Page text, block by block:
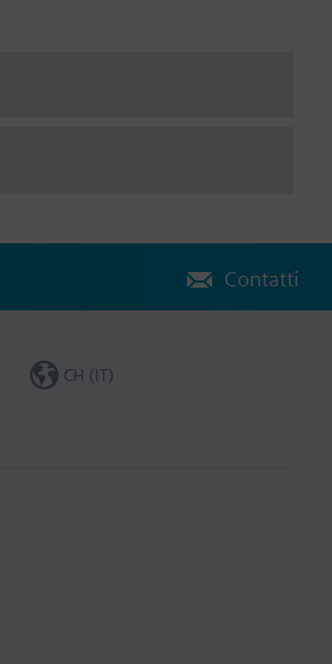
Contatti
CH (IT)